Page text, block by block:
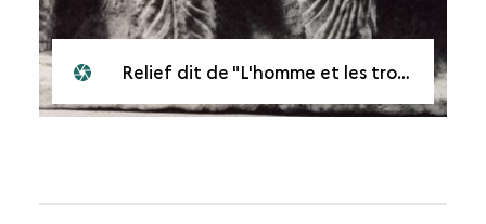
Relief dit de "L'homme et les trois femmes", musée culturel de Mossoul